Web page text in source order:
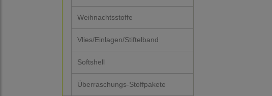
Weihnachtsstoffe
Vlies/Einlagen/Stiftelband
Softshell
Überraschungs-Stoffpakete